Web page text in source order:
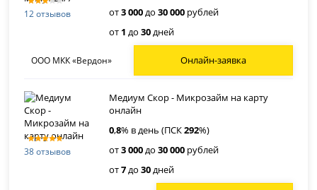
12 отзывов
от3 000до30 000 рублей
от 1 до30дней
ООО МКК «Вердон» Онлайн-заявка
38 отзывов
Медиум Скор - Микрозайм на карту
онлайн
0,8% в день (ПСК292%)
от3 000до30 000 рублей
от7до30дней